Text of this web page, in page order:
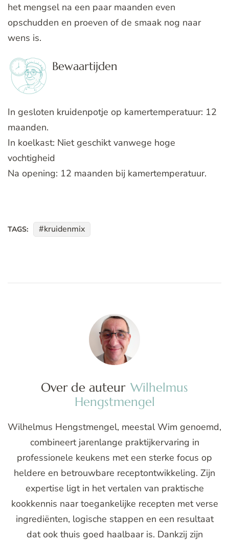
het mengsel na een paar maanden even
opschudden en proeven of de smaak nog naar
wens is.
Bewaartijden
In gesloten kruidenpotje op kamertemperatuur: 12
maanden.
In koelkast: Niet geschikt vanwege hoge
vochtigheid
Na opening: 12 maanden bij kamertemperatuur.
TAGS: kruidenmix
Over de auteur Wilhelmus
Hengstmengel
Wilhelmus Hengstmengel, meestal Wim genoemd,
combineert jarenlange praktijkervaring in
professionele keukens met een sterke focus op
heldere en betrouwbare receptontwikkeling. Zijn
expertise ligt in het vertalen van praktische
kookkennis naar toegankelijke recepten met verse
ingrediënten, logische stappen en een resultaat
dat ook thuis goed haalbaar is. Dankzij zijn